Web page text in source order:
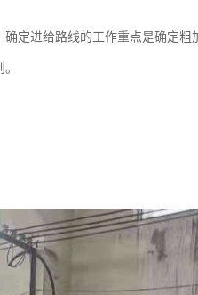
定进给路线的工作重点是确定粗